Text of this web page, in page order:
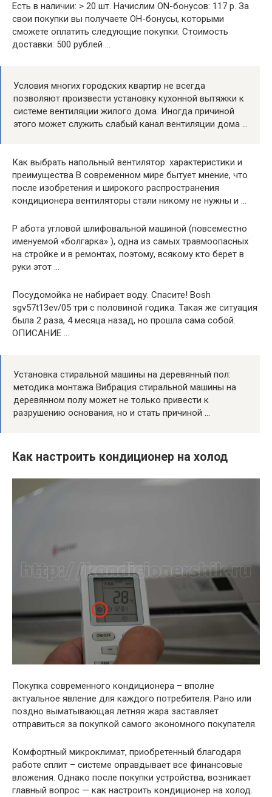
Есть в наличии: > 20 шт. Начислим ON-бонусов: 117 р. За
свои покупки вы получаете ОН-бонусы, которыми
сможете оплатить следующие покупки. Стоимость
доставки: 500 рублей …
Условия многих городских квартир не всегда
позволяют произвести установку кухонной вытяжки к
системе вентиляции жилого дома. Иногда причиной
этого может служить слабый канал вентиляции дома …
Как выбрать напольный вентилятор: характеристики и
преимущества В современном мире бытует мнение, что
после изобретения и широкого распространения
кондиционера вентиляторы стали никому не нужны и …
Р абота угловой шлифовальной машиной (повсеместно
именуемой «болгарка» ), одна из самых травмоопасных
на стройке и в ремонтах, поэтому, всякому кто берет в
руки этот …
Посудомойка не набирает воду. Спасите! Bosh
sgv57t13ev/05 три с половиной годика. Такая же ситуация
была 2 раза, 4 месяца назад, но прошла сама собой.
ОПИСАНИЕ …
Установка стиральной машины на деревянный пол:
методика монтажа Вибрация стиральной машины на
деревянном полу может не только привести к
разрушению основания, но и стать причиной …
Как настроить кондиционер на холод
Покупка современного кондиционера – вполне
актуальное явление для каждого потребителя. Рано или
поздно выматывающая летняя жара заставляет
отправиться за покупкой самого экономного покупателя.
Комфортный микроклимат, приобретенный благодаря
работе сплит – системе оправдывает все финансовые
вложения. Однако после покупки устройства, возникает
главный вопрос — как настроить кондиционер на холод.